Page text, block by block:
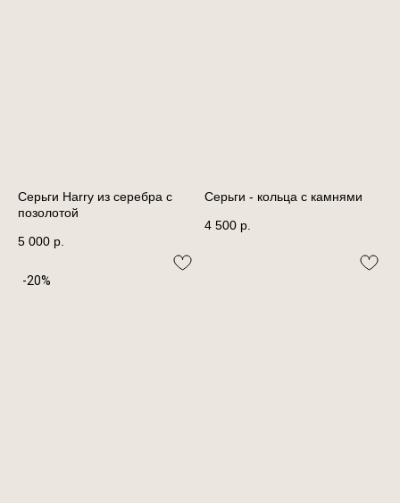
Серьги Harry из серебра с
позолотой
5 000 р.
Серьги - кольца с камнями
4 500 р.
-20%